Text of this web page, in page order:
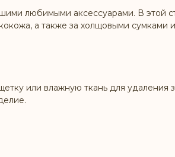
любимыми аксессуарами. В этой
а также за холщовыми сумками
или влажную ткань для удаления